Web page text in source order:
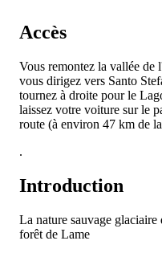
Accès
Vous remontez la vallée de
vous dirigez vers Santo
tournez à droite pour le
laissez votre voiture sur le
route (à environ 47 km de
.
Introduction
La nature sauvage
forêt de Lame